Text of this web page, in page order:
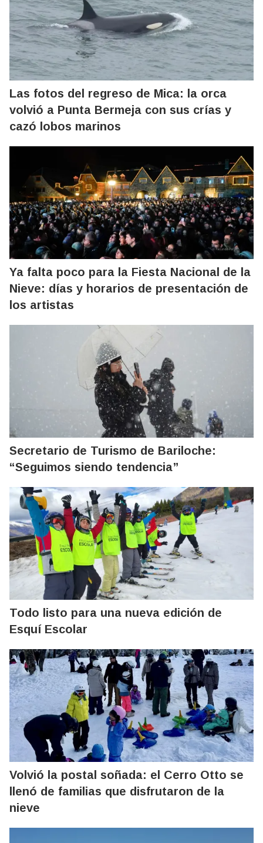
Las fotos del regreso de Mica: la orca
volvió a Punta Bermeja con sus crías y
cazó lobos marinos
Ya falta poco para la Fiesta Nacional de la
Nieve: días y horarios de presentación de
los artistas
Secretario de Turismo de Bariloche:
“Seguimos siendo tendencia”
Todo listo para una nueva edición de
Esquí Escolar
Volvió la postal soñada: el Cerro Otto se
llenó de familias que disfrutaron de la
nieve